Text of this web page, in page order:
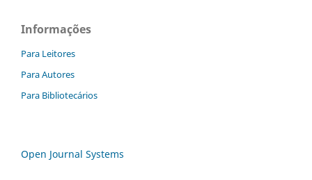
Informações
Para Leitores
Para Autores
Para Bibliotecários
Open Journal Systems